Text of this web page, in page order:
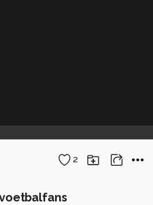
2